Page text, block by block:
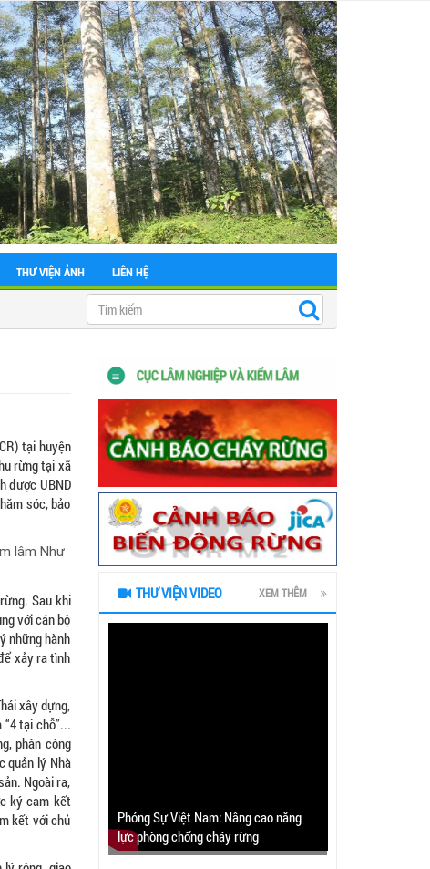
THƯ VIỆN ẢNH LIÊN HỆ
tại huyện
rừng tại xã
được UBND
sóc, bảo
lâm Như
Sau khi
với cán bộ
những hành
xảy ra tình
xây dựng,
tại chỗ”...
phân công
quản lý Nhà
Ngoài ra,
ký cam kết
kết với chủ
THƯ VIỆN VIDEO XEM THÊM
Phóng Sự Việt Nam: Nâng cao năng
lực phòng chống cháy rừng